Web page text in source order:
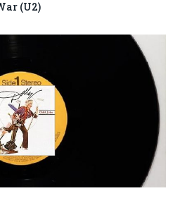
(U2)